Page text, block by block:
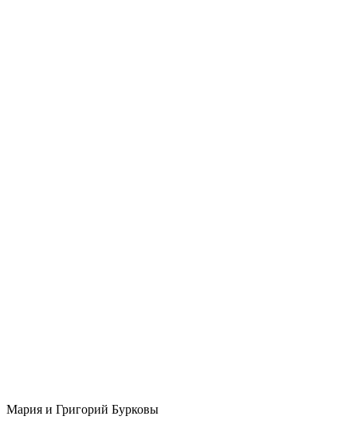
Мария и Григорий Бурковы